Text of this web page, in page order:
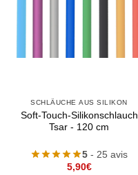
SCHLÄUCHE AUS SILIKON
Soft-Touch-Silikonschlauch
Tsar - 120 cm
5 - 25 avis
5,90€